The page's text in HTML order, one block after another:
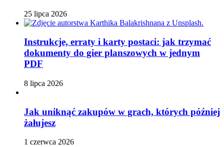
25 lipca 2026
Instrukcje, erraty i karty postaci: jak trzymać
dokumenty do gier planszowych w jednym
PDF
8 lipca 2026
Jak uniknąć zakupów w grach, których później
żałujesz
1 czerwca 2026